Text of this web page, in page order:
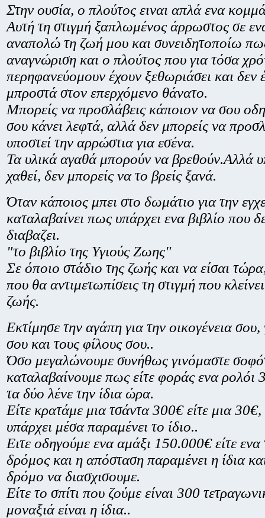
Στην ουσία, ο πλούτος ειναι απλά ενα
Αυτή τη στιγμή ξαπλωμένος άρρωστος σε
αναπολώ τη ζωή μου και συνειδητοποίω
αναγνώριση και ο πλούτος που για τόσα
περηφανεύομουν έχουν ξεθωριάσει και δεν
μπροστά στον επερχόμενο θάνατο.
Μπορείς να προσλάβεις κάποιον να σου
σου κάνει λεφτά, αλλά δεν μπορείς να
υποστεί την αρρώστια για εσένα.
Τα υλικά αγαθά μπορούν να βρεθούν.Αλλά
χαθεί, δεν μπορείς να το βρείς ξανά.
Όταν κάποιος μπει στο δωμάτιο για την
καταλαβαίνει πως υπάρχει ενα βιβλίο που
διαβαζει.
"το βιβλίο της Υγιούς Ζωης"
Σε όποιο στάδιο της ζωής και να είσαι
που θα αντιμετωπίσεις τη στιγμή που
ζωής.
Εκτίμησε την αγάπη για την οικογένεια
σου και τους φίλους σου..
Όσο μεγαλώνουμε συνήθως γινόμαστε
καταλαβαίνουμε πως είτε φοράς ενα ρολόι
τα δύο λένε την ίδια ώρα.
Είτε κρατάμε μια τσάντα 300€ είτε μια
υπάρχει μέσα παραμένει το ίδιο..
Ειτε οδηγούμε ενα αμάξι 150.000€ είτε
δρόμος και η απόσταση παραμένει η ίδια
δρόμο να διασχισουμε.
Είτε το σπίτι που ζούμε είναι 300
μοναξιά είναι η ίδια..